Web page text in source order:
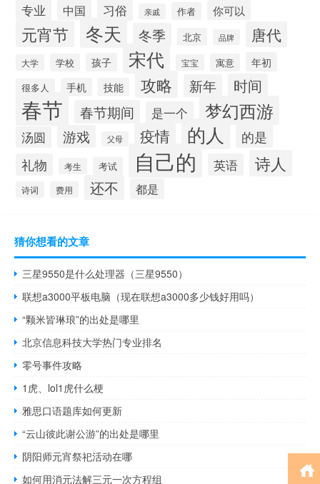
专业 中国 习俗 亲戚 作者 你可以
元宵节 冬天 冬季 北京 品牌 唐代
大学 学校 孩子 宋代 宝宝 寓意 年初
很多人 手机 技能 攻略 新年 时间
春节 春节期间 是一个 梦幻西游
汤圆 游戏 父母 疫情 的人 的是
礼物 考生 考试 自己的 英语 诗人
诗词 费用 还不 都是
猜你想看的文章
三星9550是什么处理器（三星9550）
联想a3000平板电脑（现在联想a3000多少钱好用吗）
“颗米皆琳琅”的出处是哪里
北京信息科技大学热门专业排名
零号事件攻略
1虎、lol1虎什么梗
雅思口语题库如何更新
“云山彼此谢公游”的出处是哪里
阴阳师元宵祭祀活动在哪
如何用消元法解三元一次方程组